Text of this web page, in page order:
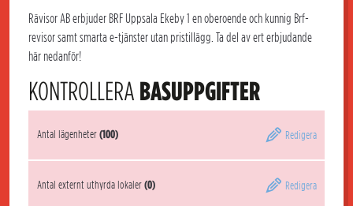
Rävisor AB erbjuder BRF Uppsala Ekeby 1 en oberoende och kunnig Brf-
revisor samt smarta e-tjänster utan pristillägg. Ta del av ert erbjudande
här nedanför!
KONTROLLERA BASUPPGIFTER
Antal lägenheter(100) Redigera
Antal externt uthyrda lokaler(0) Redigera